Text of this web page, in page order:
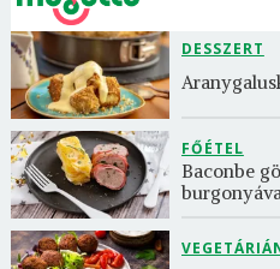
DESSZERT
FŐÉTEL
Baconbe